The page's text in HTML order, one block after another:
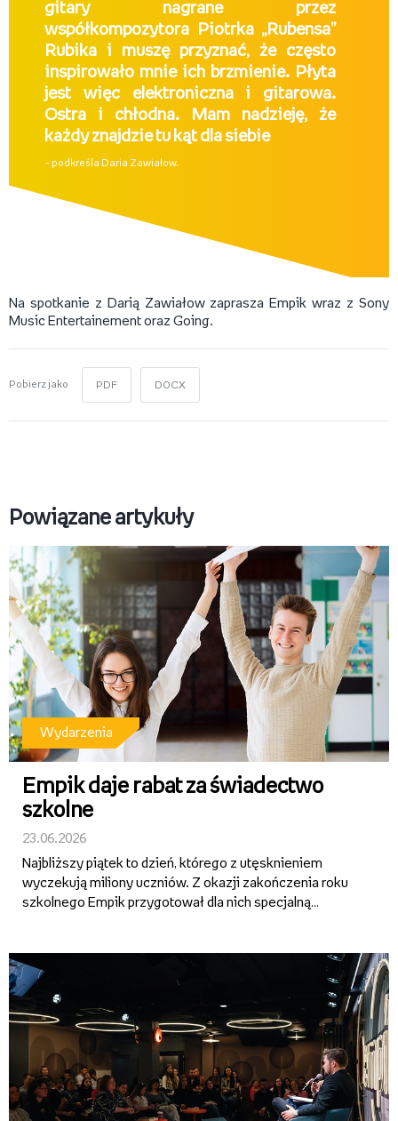
gitary nagrane przez
współkompozytora Piotrka „Rubensa”
Rubika i muszę przyznać, że często
inspirowało mnie ich brzmienie. Płyta
jest więc elektroniczna i gitarowa.
Ostra i chłodna. Mam nadzieję, że
każdy znajdzie tu kąt dla siebie
– podkreśla Daria Zawiałow.
Na spotkanie z Darią Zawiałow zaprasza Empik wraz z Sony
Music Entertainement oraz Going.
Pobierz jako PDF DOCX
Powiązane artykuły
Wydarzenia
Empik daje rabat za świadectwo
szkolne
23.06.2026
Najbliższy piątek to dzień, którego z utęsknieniem
wyczekują miliony uczniów. Z okazji zakończenia roku
szkolnego Empik przygotował dla nich specjalną
w rubryce z...